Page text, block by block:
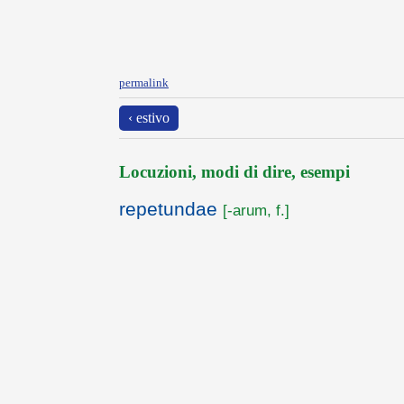
permalink
‹ estivo
Locuzioni, modi di dire, esempi
repetundae [-arum, f.]